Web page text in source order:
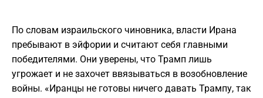
По словам израильского чиновника, власти Ирана
пребывают в эйфории и считают себя главными
победителями. Они уверены, что Трамп лишь
угрожает и не захочет ввязываться в возобновление
войны. «Иранцы не готовы ничего давать Трампу, так